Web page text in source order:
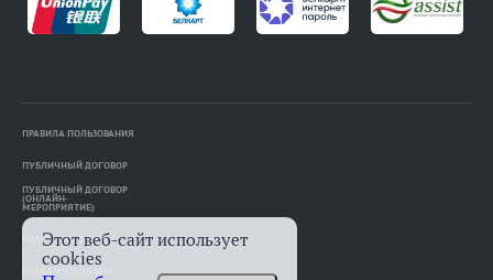
ПРАВИЛА ПОЛЬЗОВАНИЯ
ПУБЛИЧНЫЙ ДОГОВОР
ПУБЛИЧНЫЙ ДОГОВОР
(ОНЛАЙН-
МЕРОПРИЯТИЕ)
ПАМЯТКА АВТОРАМ
Этот веб-сайт использует
cookies